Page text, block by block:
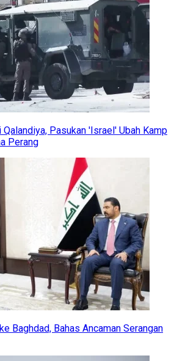
Pasukan 'Israel' Ubah Kamp
Perang
Baghdad, Bahas Ancaman Serangan